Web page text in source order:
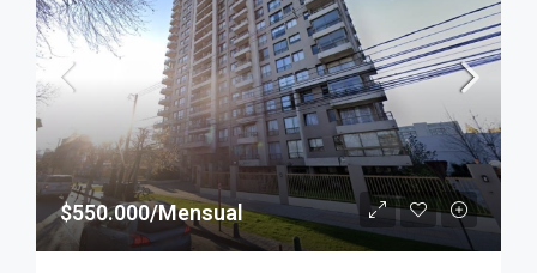
$550.000/Mensual